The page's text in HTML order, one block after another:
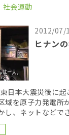
社会運動
2012/07/
ヒナン
日本大震災後に起
域を原子力発電所
し、ネットなどで
も不安に包まれた